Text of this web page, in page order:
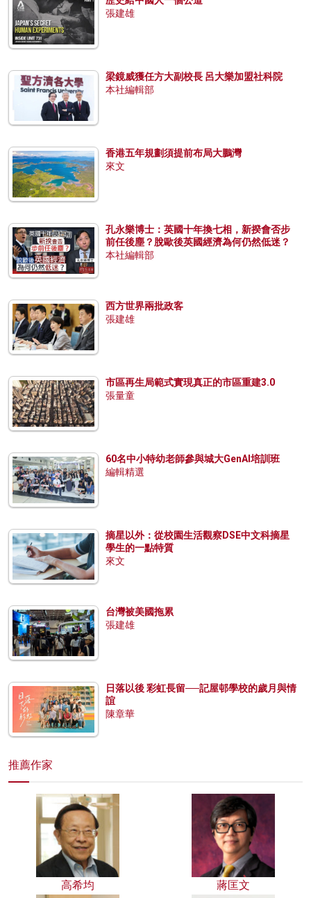
張建雄
梁鏡威獲任方大副校長 呂大樂加盟社科院
本社編輯部
香港五年規劃須提前布局大鵬灣
來文
孔永樂博士：英國十年換七相，新揆會否步
前任後塵？脫歐後英國經濟為何仍然低迷？
本社編輯部
西方世界兩批政客
張建雄
市區再生局範式實現真正的市區重建3.0
張量童
60名中小特幼老師參與城大GenAI培訓班
編輯精選
摘星以外：從校園生活觀察DSE中文科摘星
學生的一點特質
來文
台灣被美國拖累
張建雄
日落以後 彩虹長留──記屋邨學校的歲月與情
誼
陳章華
推薦作家
高希均 蔣匡文